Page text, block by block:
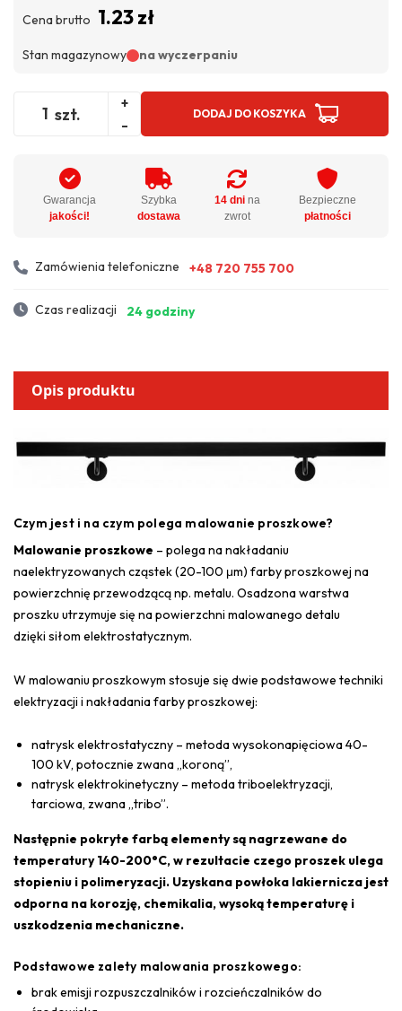
Cena brutto 1.23 zł
Stan magazynowy na wyczerpaniu
szt.
+
-
DODAJ DO KOSZYKA
Gwarancja
jakości!
Szybka
dostawa
14 dnina
zwrot
Bezpieczne
płatności
Zamówienia telefoniczne +48 720 755 700
Czas realizacji 24 godziny
Opis produktu
Czym jest i na czym polega malowanie proszkowe?
Malowanie proszkowe – polega na nakładaniu
naelektryzowanych cząstek (20-100 μm) farby proszkowej na
powierzchnię przewodzącą np. metalu. Osadzona warstwa
proszku utrzymuje się na powierzchni malowanego detalu
dzięki siłom elektrostatycznym.
W malowaniu proszkowym stosuje się dwie podstawowe techniki
elektryzacji i nakładania farby proszkowej:
natrysk elektrostatyczny – metoda wysokonapięciowa 40-
100 kV, potocznie zwana „koroną”,
natrysk elektrokinetyczny – metoda triboelektryzacji,
tarciowa, zwana „tribo”.
Następnie pokryte farbą elementy są nagrzewane do
temperatury 140-200°C, w rezultacie czego proszek ulega
stopieniu i polimeryzacji. Uzyskana powłoka lakiernicza jest
odporna na korozję, chemikalia, wysoką temperaturę i
uszkodzenia mechaniczne.
Podstawowe zalety malowania proszkowego:
brak emisji rozpuszczalników i rozcieńczalników do